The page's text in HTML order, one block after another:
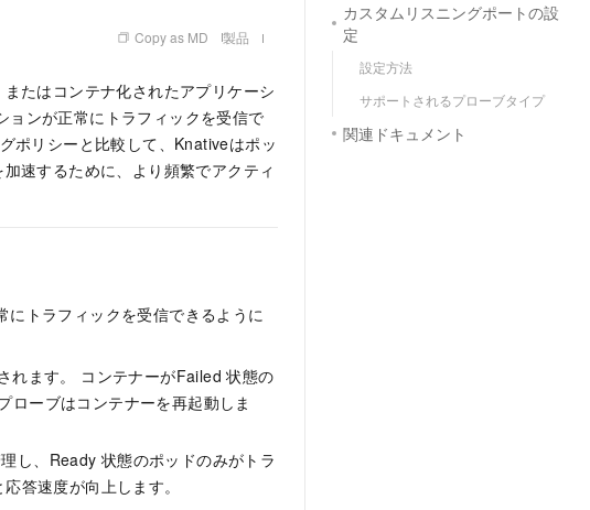
Copy as MD 製品
たはコンテナ化されたアプリケーシ
ンが正常にトラフィックを受信で
ポリシーと比較して、Knativeはポッ
速するために、より頻繁でアクティ
トラフィックを受信できるように
れます。 コンテナーがFailed 状態の
ローブはコンテナーを再起動しま
し、Ready 状態のポッドのみがトラ
答速度が向上します。
カスタムリスニングポートの設
定
設定方法
サポートされるプローブタイプ
関連ドキュメント